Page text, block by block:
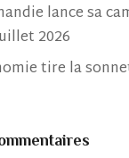
lance sa
2026
tire la